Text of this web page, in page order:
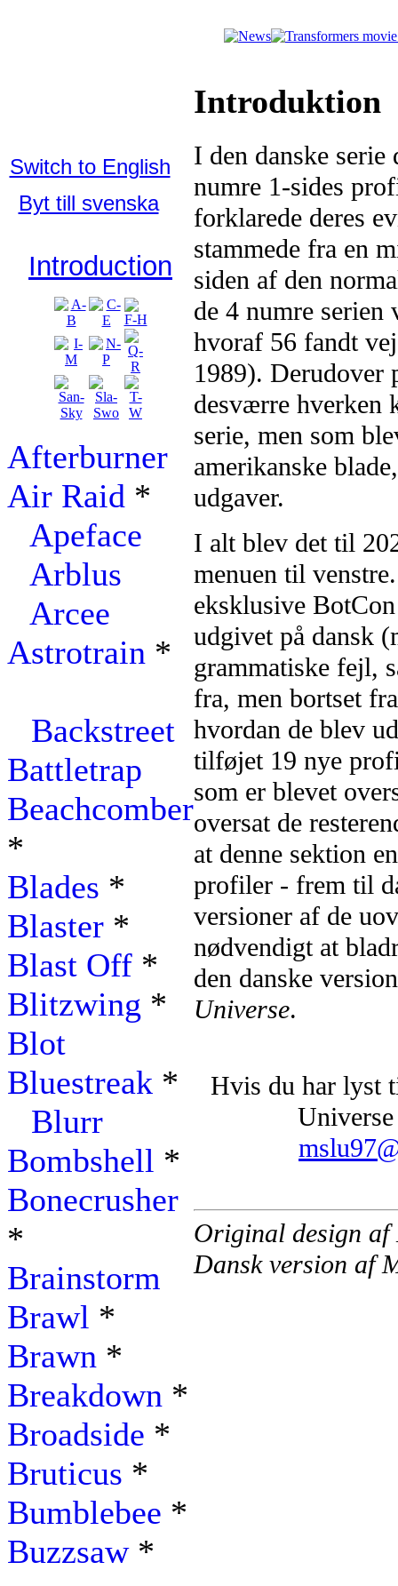
Switch to English
Byt till svenska
Introduction
Afterburner
Air Raid *
Apeface
Arblus
Arcee
Astrotrain *
Backstreet
Battletrap
Beachcomber
*
Blades *
Blaster *
Blast Off *
Blitzwing *
Blot
Bluestreak *
Blurr
Bombshell *
Bonecrusher
*
Brainstorm
Brawl *
Brawn *
Breakdown *
Broadside *
Bruticus *
Bumblebee *
Buzzsaw*
Introduktion
I den danske serie
numre 1-sides
forklarede deres
stammede fra en
siden af den
de 4 numre serien
hvoraf 56 fandt
1989). Derudover
desværre hverken
serie, men som
amerikanske
udgaver.
I alt blev det til
menuen til
eksklusive
udgivet på dansk
grammatiske fejl,
fra, men bortset
hvordan de blev
tilføjet 19 nye
som er blevet
oversat de
at denne sektion
profiler - frem til
versioner af de
nødvendigt at
den danske
Universe.
Hvis du har lyst
Original design
Dansk version af